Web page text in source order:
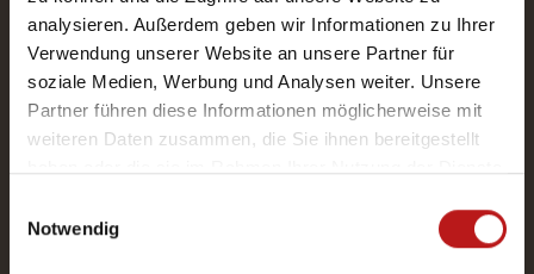
analysieren. Außerdem geben wir Informationen zu Ihrer
Verwendung unserer Website an unsere Partner für
soziale Medien, Werbung und Analysen weiter. Unsere
Partner führen diese Informationen möglicherweise mit
weiteren Daten zusammen, die Sie ihnen bereitgestellt
Notwendig
LESEZEIT: 1 MINUTE